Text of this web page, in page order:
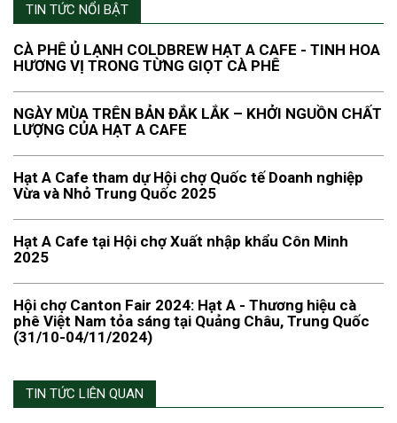
TIN TỨC NỔI BẬT
CÀ PHÊ Ủ LẠNH COLDBREW HẠT A CAFE - TINH HOA
HƯƠNG VỊ TRONG TỪNG GIỌT CÀ PHÊ
NGÀY MÙA TRÊN BẢN ĐẮK LẮK – KHỞI NGUỒN CHẤT
LƯỢNG CỦA HẠT A CAFE
Hạt A Cafe tham dự Hội chợ Quốc tế Doanh nghiệp
Vừa và Nhỏ Trung Quốc 2025
Hạt A Cafe tại Hội chợ Xuất nhập khẩu Côn Minh
2025
Hội chợ Canton Fair 2024: Hạt A - Thương hiệu cà
phê Việt Nam tỏa sáng tại Quảng Châu, Trung Quốc
(31/10-04/11/2024)
TIN TỨC LIÊN QUAN